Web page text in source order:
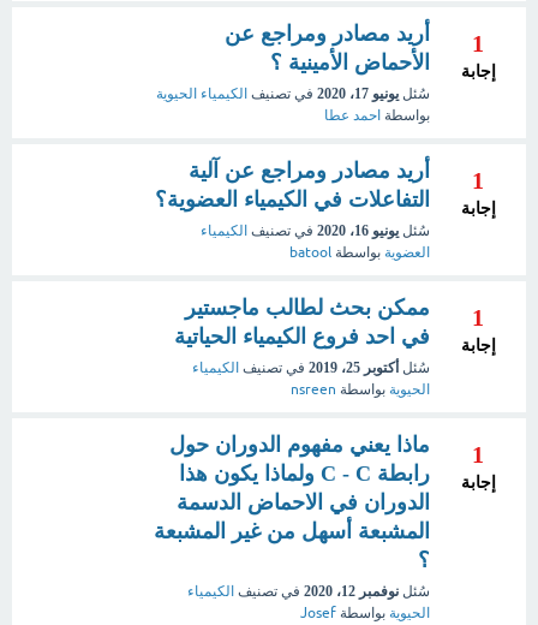
1
إجابة
أريد مصادر ومراجع عن
الأحماض الأمينية ؟
سُئل يونيو 17، 2020 في تصنيف الكيمياء الحيوية
بواسطة احمد عطا
1
إجابة
أريد مصادر ومراجع عن آلية
التفاعلات في الكيمياء العضوية؟
سُئل يونيو 16، 2020 في تصنيف الكيمياء
العضوية بواسطة batool
1
إجابة
ممكن بحث لطالب ماجستير
في احد فروع الكيمياء الحياتية
سُئل أكتوبر 25، 2019 في تصنيف الكيمياء
الحيوية بواسطة nsreen
1
إجابة
ماذا يعني مفهوم الدوران حول
رابطة C - C ولماذا يكون هذا
الدوران في الاحماض الدسمة
المشبعة أسهل من غير المشبعة
؟
سُئل نوفمبر 12، 2020 في تصنيف الكيمياء
الحيوية بواسطة Josef